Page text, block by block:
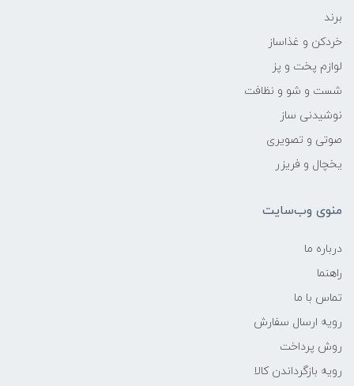
برند
خردکن و غذاساز
لوازم پخت و پز
شست و شو و نظافت
نوشیدنی ساز
صوتی و تصویری
یخچال و فریزر
منوی وب‌سایت
درباره ما
راهنما
تماس با ما
رویه ارسال سفارش
روش پرداخت
رویه‌ بازگرداندن کالا